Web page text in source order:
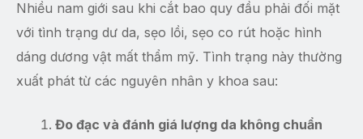
Nhiều nam giới sau khi cắt bao quy đầu phải đối mặt
với tình trạng dư da, sẹo lồi, sẹo co rút hoặc hình
dáng dương vật mất thẩm mỹ. Tình trạng này thường
xuất phát từ các nguyên nhân y khoa sau:
Đo đạc và đánh giá lượng da không chuẩn